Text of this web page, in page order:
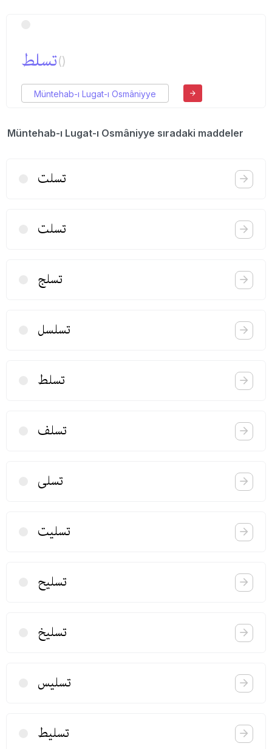
تسلط()
Müntehab-ı Lugat-ı Osmâniyye
Müntehab-ı Lugat-ı Osmâniyye sıradaki maddeler
تسلت
تسلت
تسلج
تسلسل
تسلط
تسلف
تسلی
تسلیت
تسلیح
تسلیخ
تسلیس
تسلیط